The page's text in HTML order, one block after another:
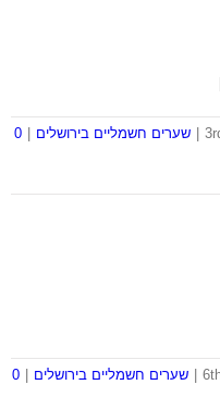
שערים חשמליים בירושלים
0
שערים חשמליים בירושלים
0